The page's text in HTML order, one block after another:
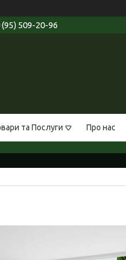
(95) 509-20-96
та Послуги Про нас